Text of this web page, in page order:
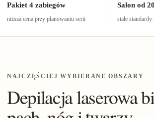
Pakiet 4 zabiegów
niższa cena przy planowaniu serii
Salon od
stałe
NAJCZĘŚCIEJ WYBIERANE OBSZARY
Depilacja laserowa